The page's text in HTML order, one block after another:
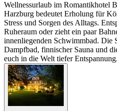
Wellnessurlaub im Romantikhotel
Harzburg bedeutet Erholung für
Stress und Sorgen des Alltags.
Ruheraum oder zieht ein paar
innenliegenden Schwimmbad. Die
Dampfbad, finnischer Sauna und
euch in die Welt tiefer Entspannung.